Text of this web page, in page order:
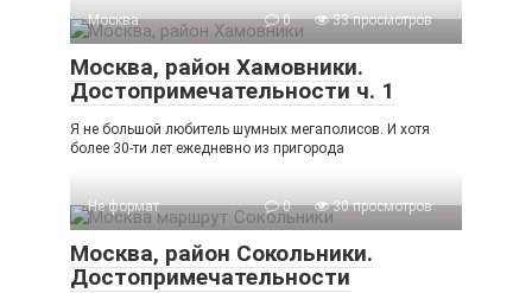
Москва 0 33 просмотров
Москва, район Хамовники.
Достопримечательности ч. 1
Я не большой любитель шумных мегаполисов. И хотя
более 30-ти лет ежедневно из пригорода
Не формат 0 30 просмотров
Москва, район Сокольники.
Достопримечательности